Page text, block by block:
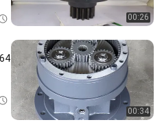
00:26
00:34